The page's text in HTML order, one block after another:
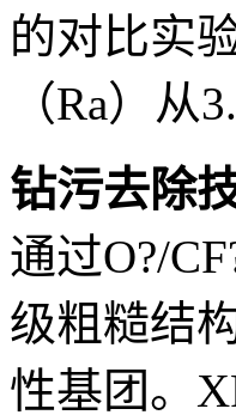
的对比实
（Ra）从
钻污去除
通过O?/
级粗糙结
性基团。